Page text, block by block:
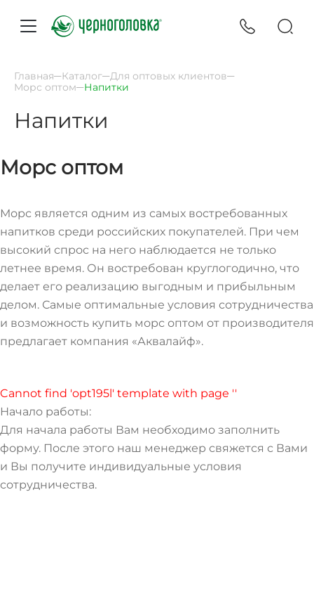
Главная Каталог
Для оптовых клиентов
Морс оптом
Напитки
Напитки
Морс оптом
Морс является одним из самых востребованных
напитков среди российских покупателей. При чем
высокий спрос на него наблюдается не только
летнее время. Он востребован круглогодично, что
делает его реализацию выгодным и прибыльным
делом. Самые оптимальные условия сотрудничества
и возможность купить морс оптом от производителя
предлагает компания «Аквалайф».
Cannot find 'opt195l' template with page ''
Начало работы:
Для начала работы Вам необходимо заполнить
форму. После этого наш менеджер свяжется с Вами
и Вы получите индивидуальные условия
сотрудничества.